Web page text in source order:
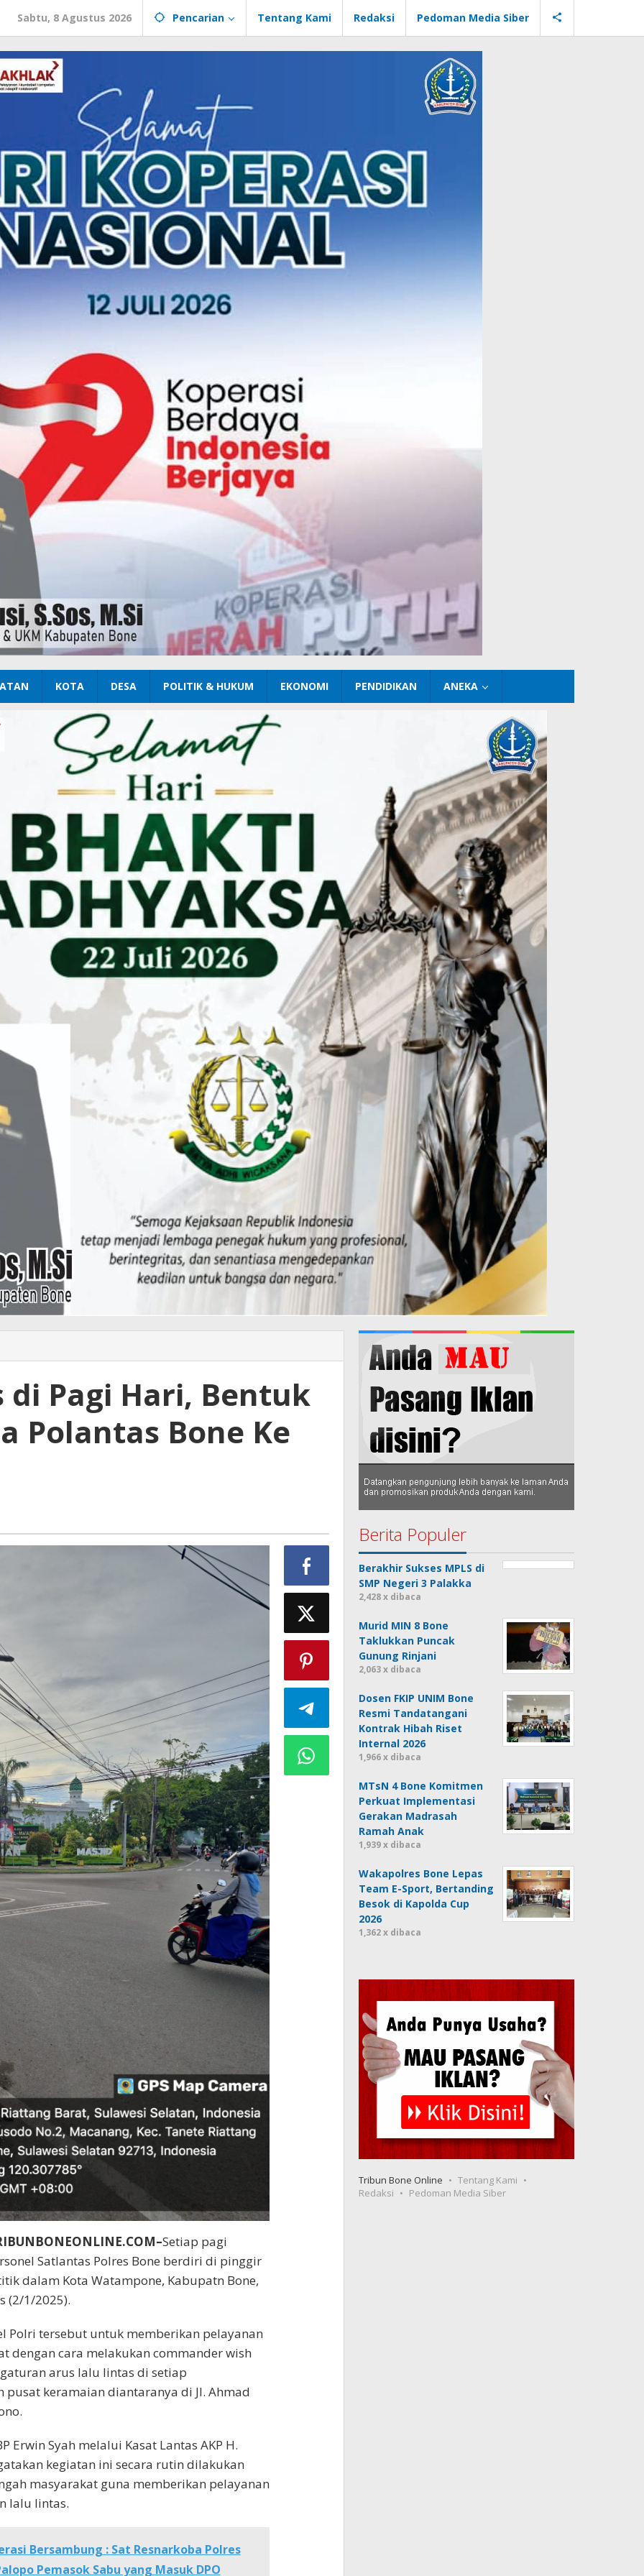
Sabtu, 8 Agustus 2026 Pencarian Tentang Kami Redaksi Pedoman Media Siber
KOTA DESA POLITIK & HUKUM EKONOMI PENDIDIKAN ANEKA
Pagi Hari, Bentuk
Polantas Bone Ke
Setiap pagi
Satlantas Polres Bone berdiri di pinggir
dalam Kota Watampone, Kabupatn Bone,
(2/1/2025).
Polri tersebut untuk memberikan pelayanan
dengan cara melakukan commander wish
arus lalu lintas di setiap
pusat keramaian diantaranya di Jl. Ahmad
Erwin Syah melalui Kasat Lantas AKP H.
kegiatan ini secara rutin dilakukan
masyarakat guna memberikan pelayanan
lalu lintas.
Bersambung : Sat Resnarkoba Polres
Pemasok Sabu yang Masuk DPO
Berita Populer
Berakhir Sukses MPLS di
SMP Negeri 3 Palakka
2,428 x dibaca
Murid MIN 8 Bone
Taklukkan Puncak
Gunung Rinjani
2,063 x dibaca
Dosen FKIP UNIM Bone
Resmi Tandatangani
Kontrak Hibah Riset
Internal 2026
1,966 x dibaca
MTsN 4 Bone Komitmen
Perkuat Implementasi
Gerakan Madrasah
Ramah Anak
1,939 x dibaca
Wakapolres Bone Lepas
Team E-Sport, Bertanding
Besok di Kapolda Cup
2026
1,362 x dibaca
Tribun Bone Online
Tentang Kami
Redaksi
Pedoman Media Siber